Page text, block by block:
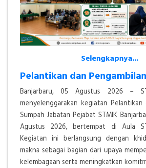
Selengkapnya...
Banjarbaru, 05 Agustus 2026 –
menyelenggarakan kegiatan Pelantikan
Sumpah Jabatan Pejabat STMIK
Agustus 2026, bertempat di Aula
Kegiatan ini berlangsung dengan
makna sebagai bagian dari upaya
kelembagaan serta meningkatkan